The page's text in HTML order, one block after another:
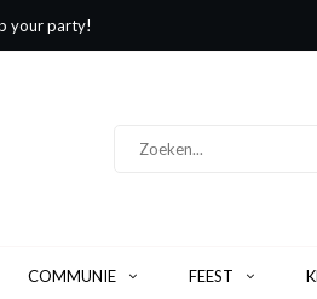
your party!
COMMUNIE FEEST